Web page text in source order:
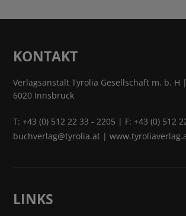
KONTAKT
Verlagsanstalt Tyrolia Gesellschaft m. b. H
6020 Innsbruck
T:+43 (0) 512 22 33 - 2205 | F: +43 (0) 512
buchverlag@tyrolia.at |
LINKS